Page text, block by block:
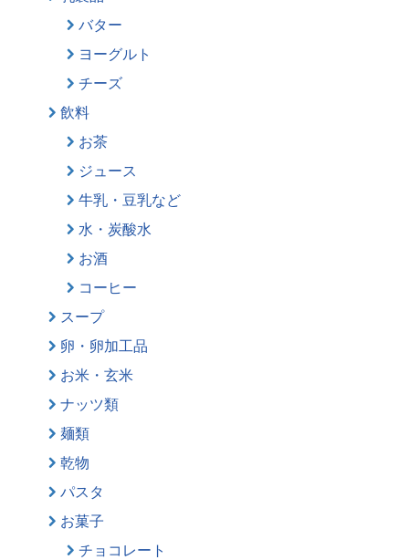
バター
ヨーグルト
チーズ
飲料
お茶
ジュース
牛乳・豆乳など
水・炭酸水
お酒
コーヒー
スープ
卵・卵加工品
お米・玄米
ナッツ類
麺類
乾物
パスタ
お菓子
チョコレート